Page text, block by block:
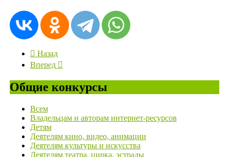
Назад
Вперед
Общие конкурсы
Всем
Владельцам и авторам интернет-ресурсов
Детям
Деятелям кино, видео, анимации
Деятелям культуры и искусства
Деятелям театра, цирка, эстрады